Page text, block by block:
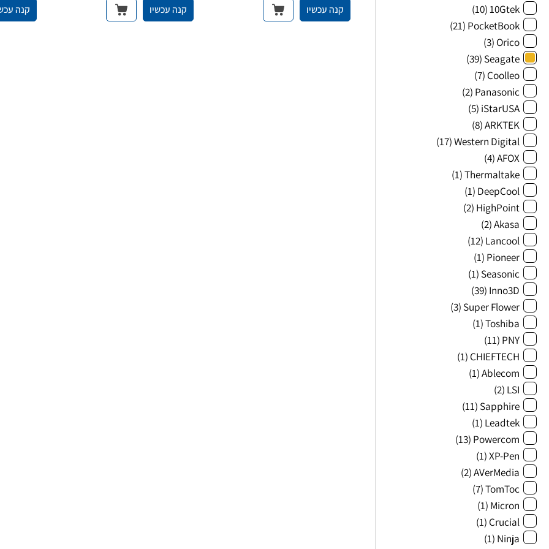
10Gtek
(10)
PocketBook
(21)
Orico
(3)
Seagate
(39)
Coolleo
(7)
Panasonic
(2)
iStarUSA
(5)
ARKTEK
(8)
Western Digital
(17)
AFOX
(4)
Thermaltake
(1)
DeepCool
(1)
HighPoint
(2)
Akasa
(2)
Lancool
(12)
Pioneer
(1)
Seasonic
(1)
Inno3D
(39)
Super Flower
(3)
Toshiba
(1)
PNY
(11)
CHIEFTECH
(1)
Ablecom
(1)
LSI
(2)
Sapphire
(11)
Leadtek
(1)
Powercom
(13)
XP-Pen
(1)
AVerMedia
(2)
TomToc
(7)
Micron
(1)
Crucial
(1)
Ninja
(1)
קנה עכשיו קנה עכשיו קנה